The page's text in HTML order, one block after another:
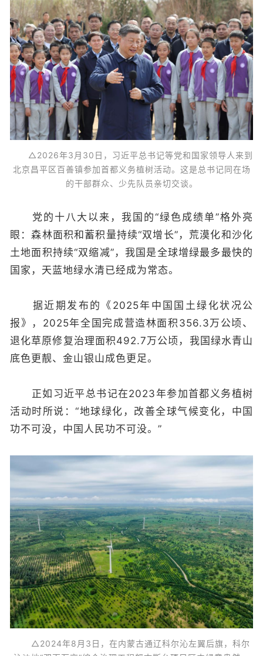
△2026年3月30日，习近平总书记等党和国家领导人来到
北京昌平区百善镇参加首都义务植树活动。这是总书记同在场
的干部群众、少先队员亲切交谈。
党的十八大以来，我国的“绿色成绩单”格外亮
眼：森林面积和蓄积量持续“双增长”，荒漠化和沙化
土地面积持续“双缩减”，我国是全球增绿最多最快的
国家，天蓝地绿水清已经成为常态。
据近期发布的《2025年中国国土绿化状况公
报》，2025年全国完成营造林面积356.3万公顷、
退化草原修复治理面积492.7万公顷，我国绿水青山
底色更靓、金山银山成色更足。
正如习近平总书记在2023年参加首都义务植树
活动时所说：“地球绿化，改善全球气候变化，中国
功不可没，中国人民功不可没。”
△2024年8月3日，在内蒙古通辽科尔沁左翼后旗，科尔